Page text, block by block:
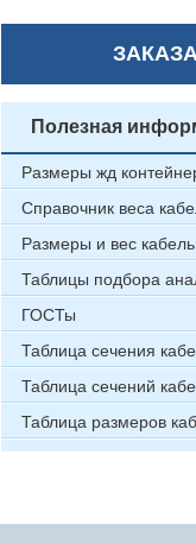
Полезная
Размеры жд
Справочник веса
Размеры и вес
Таблицы подбора
ГОСТы
Таблица сечения
Таблица сечений
Таблица размеров